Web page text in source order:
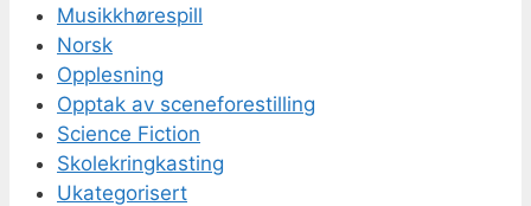
Musikkhørespill
Norsk
Opplesning
Opptak av sceneforestilling
Science Fiction
Skolekringkasting
Ukategorisert